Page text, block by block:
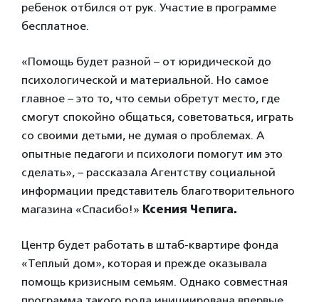
ребенок отбился от рук. Участие в программе
бесплатное.
«Помощь будет разной – от юридической до
психологической и материальной. Но самое
главное – это то, что семьи обретут место, где
смогут спокойно общаться, советоваться, играть
со своими детьми, не думая о проблемах. А
опытные педагоги и психологи помогут им это
сделать», – рассказала Агентству социальной
информации представитель благотворительного
магазина «Спасибо!» Ксения Чепига.
Центр будет работать в штаб-квартире фонда
«Теплый дом», которая и прежде оказывала
помощь кризисным семьям. Однако совместная